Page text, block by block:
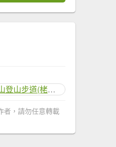
二格山登山步道(栳寮線)
者，請勿任意轉載